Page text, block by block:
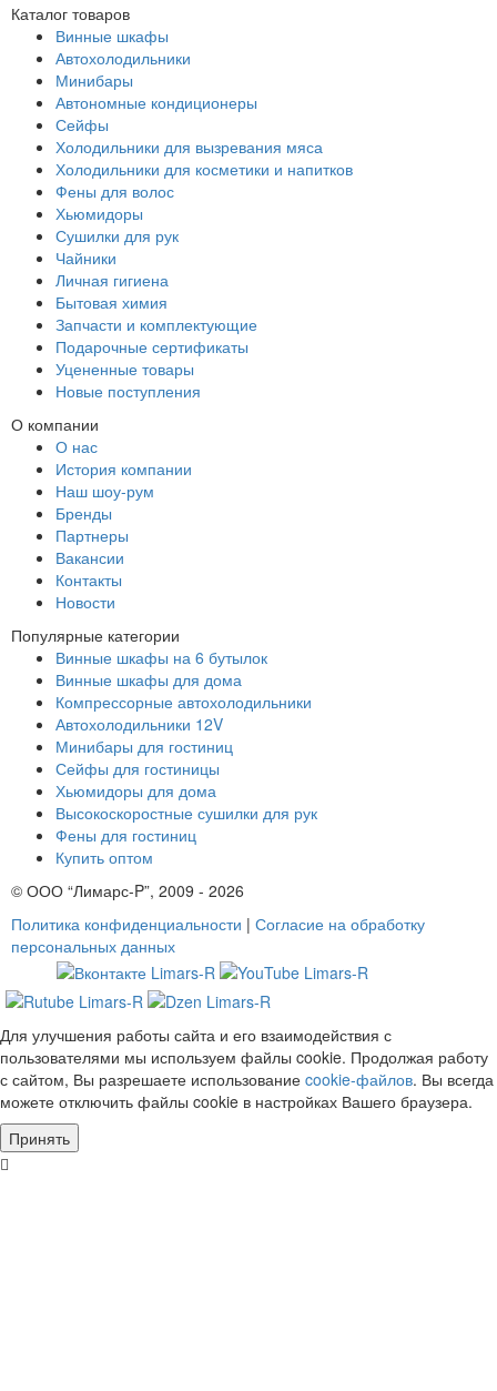
Каталог товаров
Винные шкафы
Автохолодильники
Минибары
Автономные кондиционеры
Сейфы
Холодильники для вызревания мяса
Холодильники для косметики и напитков
Фены для волос
Хьюмидоры
Сушилки для рук
Чайники
Личная гигиена
Бытовая химия
Запчасти и комплектующие
Подарочные сертификаты
Уцененные товары
Новые поступления
О компании
О нас
История компании
Наш шоу-рум
Бренды
Партнеры
Вакансии
Контакты
Новости
Популярные категории
Винные шкафы на 6 бутылок
Винные шкафы для дома
Компрессорные автохолодильники
Автохолодильники 12V
Минибары для гостиниц
Сейфы для гостиницы
Хьюмидоры для дома
Высокоскоростные сушилки для рук
Фены для гостиниц
Купить оптом
© ООО “Лимарс-P”, 2009 - 2026
Политика конфиденциальности | Согласие на обработку
персональных данных
Для улучшения работы сайта и его взаимодействия с
пользователями мы используем файлы cookie. Продолжая работу
с сайтом, Вы разрешаете использование cookie-файлов. Вы всегда
можете отключить файлы cookie в настройках Вашего браузера.
Принять